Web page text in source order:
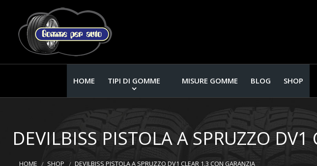
HOME TIPI DI GOMME MISURE GOMME BLOG SHOP
DEVILBISS PISTOLA A SPRUZZO
HOME SHOP DEVILBISS PISTOLA A SPRUZZO DV1 CLEAR 1.3 CON GARANZIA